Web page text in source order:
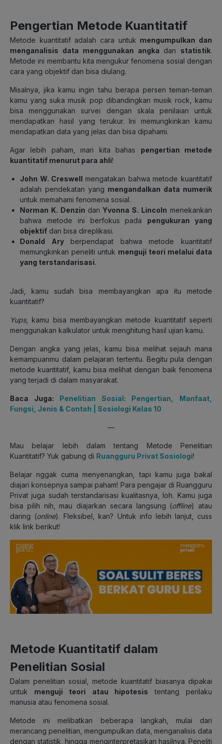
Pengertian Metode Kuantitatif
Metode kuantitatif adalah cara untuk mengumpulkan dan
menganalisis data menggunakan angka dan statistik.
Metode ini membantu kita mengukur fenomena sosial dengan
cara yang objektif dan bisa diulang.
Misalnya, jika kamu ingin tahu berapa persen teman-teman
kamu yang suka musik pop dibandingkan musik rock, kamu
bisa menggunakan survei dengan skala penilaian untuk
mendapatkan hasil yang terukur. Ini memungkinkan kamu
mendapatkan data yang jelas dan bisa dipahami.
Agar lebih paham, mari kita bahas pengertian metode
kuantitatif menurut para ahli!
John W. Creswell mengatakan bahwa metode kuantitatif
adalah pendekatan yang mengandalkan data numerik
untuk memahami fenomena sosial.
Norman K. Denzin danYvonna S. Lincoln menekankan
bahwa metode ini berfokus pada pengukuran yang
objektif dan bisa direplikasi.
Donald Aryberpendapat bahwa metode kuantitatif
memungkinkan peneliti untuk menguji teori melalui data
yang terstandarisasi.
Jadi, kamu sudah bisa membayangkan apa itu metode
kuantitatif?
Yups, kamu bisa membayangkan metode kuantitatif seperti
menggunakan kalkulator untuk menghitung hasil ujian kamu.
Dengan angka yang jelas, kamu bisa melihat sejauh mana
kemampuanmu dalam pelajaran tertentu. Begitu pula dengan
metode kuantitatif, kamu bisa melihat dengan baik fenomena
yang terjadi di dalam masyarakat.
Baca Juga: Penelitian Sosial: Pengertian, Manfaat,
Fungsi, Jenis & Contoh | Sosiologi Kelas 10
—
Mau belajar lebih dalam tentang Metode Penelitian
Kuantitatif? Yuk gabung di Ruangguru Privat Sosiologi!
Belajar nggak cuma menyenangkan, tapi kamu juga bakal
diajari konsepnya sampai paham! Para pengajar di Ruangguru
Privat juga sudah terstandarisasi kualitasnya, loh. Kamu juga
bisa pilih nih, mau diajarkan secara langsung (offline) atau
daring (online). Fleksibel, kan? Untuk info lebih lanjut, cuss
klik link berikut!
Metode Kuantitatif dalam
Penelitian Sosial
Dalam penelitian sosial, metode kuantitatif biasanya dipakai
untuk menguji teori atau hipotesis tentang perilaku
manusia atau fenomena sosial.
Metode ini melibatkan beberapa langkah, mulai dari
merancang penelitian, mengumpulkan data, menganalisis data
dengan statistik, hingga menginterpretasikan hasilnya. Peneliti